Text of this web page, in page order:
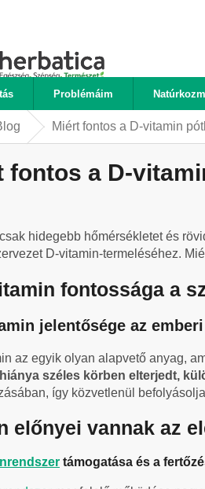
Problémáim
Miért fontos a D-vitamin
fontos a D-
hidegebb hőmérsékletet és
D-vitamin-termeléséhez.
fontossága a
jelentősége az
az egyik olyan alapvető anyag,
hiánya széles körben elterjedt,
így közvetlenül
előnyei vannak az
támogatása és a